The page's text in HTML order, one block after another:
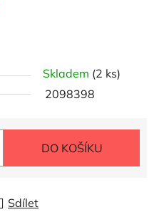
Skladem (2 ks)
2098398
DO KOŠÍKU
Sdílet